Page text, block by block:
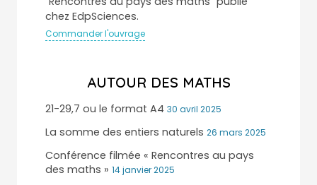
chez EdpSciences.
Commander l'ouvrage
AUTOUR DES MATHS
21-29,7 ou le format A4 30 avril 2025
La somme des entiers naturels 26 mars 2025
Conférence filmée « Rencontres au pays
des maths » 14 janvier 2025